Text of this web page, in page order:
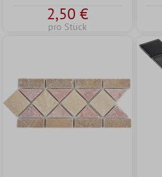
2,50 €
pro Stück